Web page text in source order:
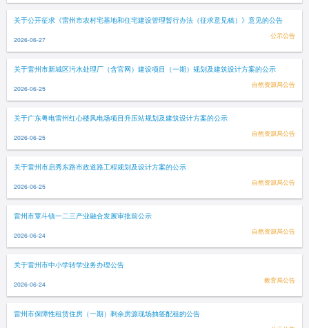
关于公开征求《雷州市农村宅基地和住宅建设管理暂行办法（征求意见稿）》意见的公告
2026-06-27 公示公告
关于雷州市新城区污水处理厂（含官网）建设项目（一期）规划及建筑设计方案的公示
2026-06-25 自然资源局公告
关于广东粤电雷州红心楼风电场项目升压站规划及建筑设计方案的公示
2026-06-25 自然资源局公告
关于雷州市启秀东路市政道路工程规划及设计方案的公示
2026-06-25 自然资源局公告
雷州市覃斗镇一二三产业融合发展审批前公示
2026-06-24 自然资源局公告
关于雷州市中小学转学业务办理公告
2026-06-24 教育局公告
雷州市保障性租赁住房（一期）剩余房源现场抽签配租的公告